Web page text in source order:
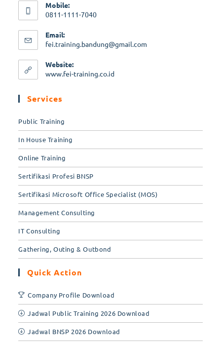
Mobile:
0811-1111-7040
Email:
fei.training.bandung@gmail.com
Website:
www.fei-training.co.id
Services
Public Training
In House Training
Online Training
Sertifikasi Profesi BNSP
Sertifikasi Microsoft Office Specialist (MOS)
Management Consulting
IT Consulting
Gathering, Outing & Outbond
Quick Action
Company Profile Download
Jadwal Public Training 2026 Download
Jadwal BNSP 2026 Download